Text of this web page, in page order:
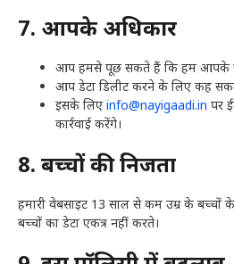
7. आपके अधिकार
आप हमसे पूछ सकते हैं कि हम आपके
आप डेटा डिलीट करने के लिए कह
इसके लिए info@nayigaadi.in पर
कार्रवाई करेंगे।
8. बच्चों की निजता
हमारी वेबसाइट 13 साल से कम उम्र के बच्चों
बच्चों का डेटा एकत्र नहीं करते।